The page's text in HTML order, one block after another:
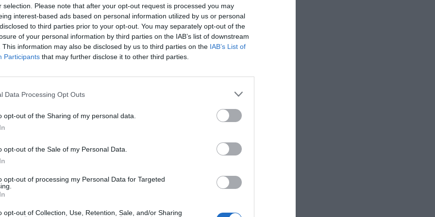
selection. Please note that after your opt-out request is processed you may
interest-based ads based on personal information utilized by us or personal
to third parties prior to your opt-out. You may separately opt-out of the
of your personal information by third parties on the IAB’s list of downstream
This information may also be disclosed by us to third parties on the IAB’s List of
Participants that may further disclose it to other third parties.
Data Processing Opt Outs
opt-out of the Sharing of my personal data.
opt-out of the Sale of my Personal Data.
opt-out of processing my Personal Data for Targeted
opt-out of Collection, Use, Retention, Sale, and/or Sharing
från restauranghögskolan i
olika recept för alla smaker - noviser
och fotat så att du ska kunna laga dem